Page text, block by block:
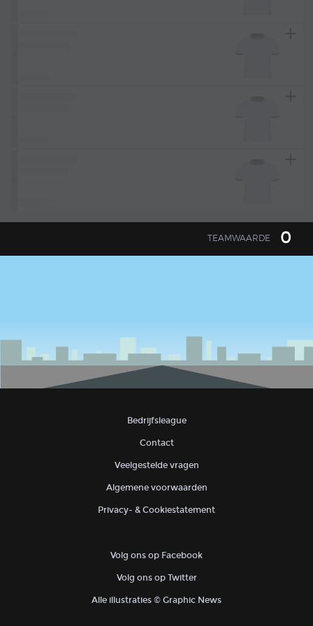
TEAMWAARDE 0
Bedrijfsleague
Contact
Veelgestelde vragen
Algemene voorwaarden
Privacy- & Cookiestatement
Volg ons op Facebook
Volg ons op Twitter
Alle illustraties © Graphic News